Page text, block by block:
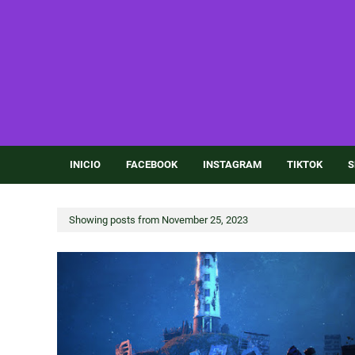
INICIO FACEBOOK INSTAGRAM TIKTOK
Showing posts from November 25, 2023